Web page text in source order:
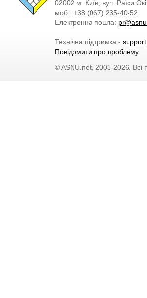
02002 м. Київ, вул. Раїси
моб.: +38 (067) 235-40-52
Електронна пошта:
Технічна підтримка -
Повідомити про проблему
© ASNU.net, 2003-2026. Всі